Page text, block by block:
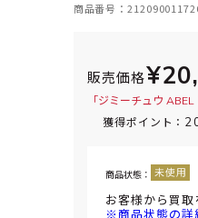
商品番号：
販売価格
「ジミーチュウ
獲得ポイント：
商品状態：
お客様から買
※商品状態の詳